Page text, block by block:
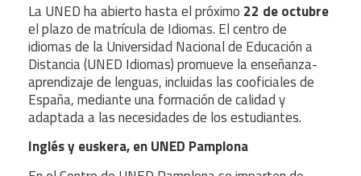
La UNED ha abierto hasta el próximo 22 de octubre
el plazo de matrícula de Idiomas. El centro de
idiomas de la Universidad Nacional de Educación a
Distancia (UNED Idiomas) promueve la enseñanza-
aprendizaje de lenguas, incluidas las cooficiales de
España, mediante una formación de calidad y
adaptada a las necesidades de los estudiantes.
Inglés y euskera, en UNED Pamplona